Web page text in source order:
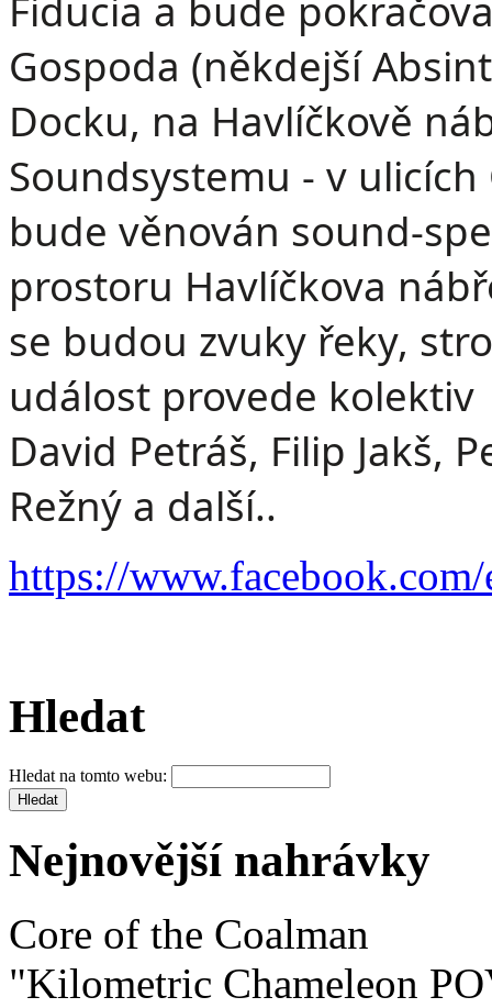
Gospoda (někdejší
Docku, na Havlíčkově
Soundsystemu - v
bude věnován sound-
prostoru Havlíčkova
se budou zvuky řeky,
událost provede kolektiv
David Petráš, Filip Jakš,
Režný a další..
https://
Hledat
Hledat na tomto webu:
Nejnovější nahrávky
Core of the Coalman
"Kilometric Chameleon